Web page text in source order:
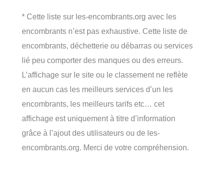
* Cette liste sur les-encombrants.org avec les
encombrants n’est pas exhaustive. Cette liste de
encombrants, déchetterie ou débarras ou services
lié peu comporter des manques ou des erreurs.
L’affichage sur le site ou le classement ne reflète
en aucun cas les meilleurs services d’un les
encombrants, les meilleurs tarifs etc… cet
affichage est uniquement à titre d’information
grâce à l’ajout des utilisateurs ou de les-
encombrants.org. Merci de votre compréhension.